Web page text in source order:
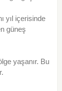
yıl içerisinde
güneş
yaşanır. Bu